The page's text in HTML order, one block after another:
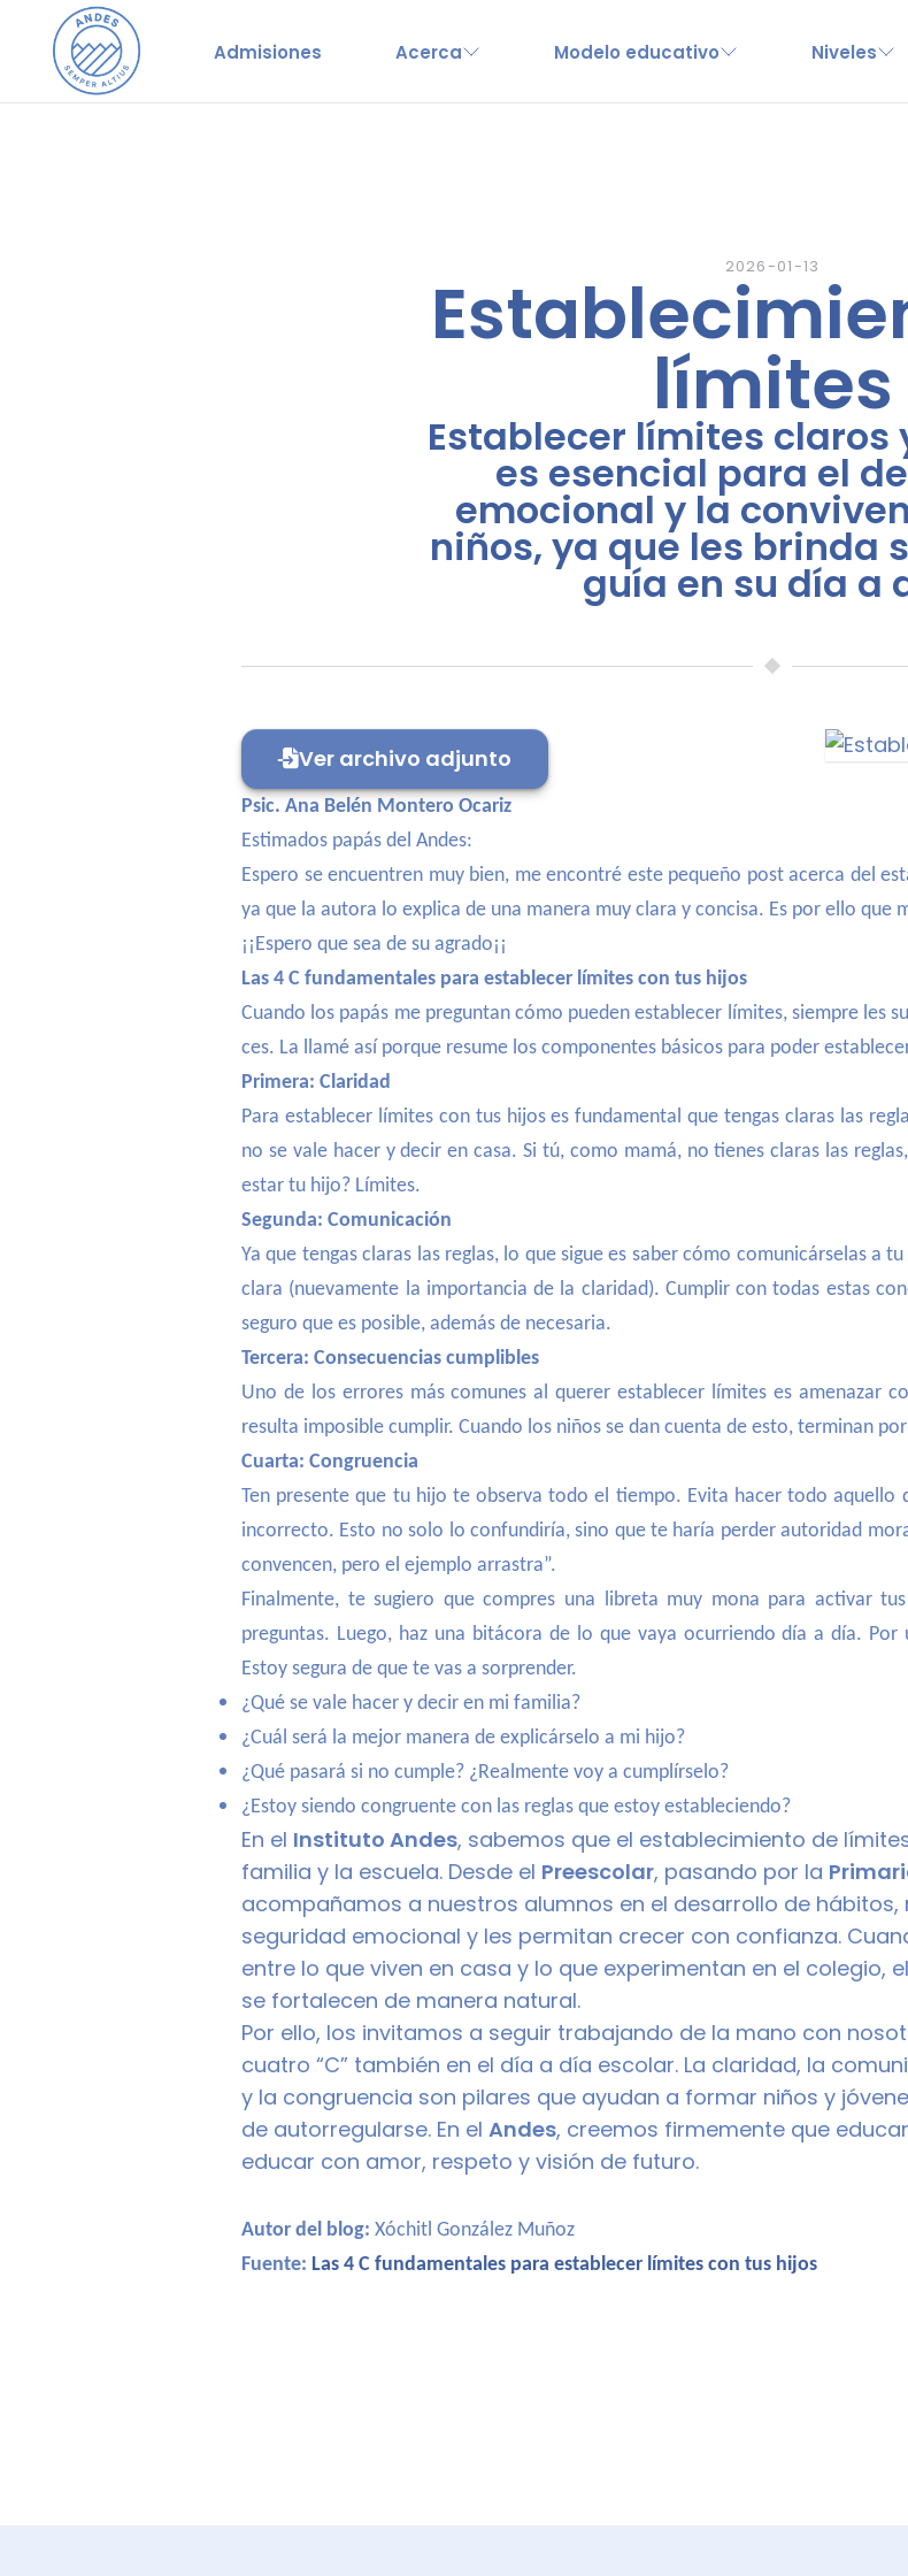
Admisiones Acerca Modelo educativo Niveles
2026-01-13
límites
Establecer límites claros
es esencial para el
emocional y la
niños, ya que les brinda
guía en su día a
Ver archivo adjunto
Psic. Ana Belén Montero Ocariz
Estimados papás del Andes:
Espero se encuentren muy bien, me encontré este pequeño post acerca del
ya que la autora lo explica de una manera muy clara y concisa. Es por ello que
¡¡Espero que sea de su agrado¡¡
Las 4 C fundamentales para establecer límites con tus hijos
Cuando los papás me preguntan cómo pueden establecer límites, siempre les
ces. La llamé así porque resume los componentes básicos para poder
Primera: Claridad
Para establecer límites con tus hijos es fundamental que tengas claras las
no se vale hacer y decir en casa. Si tú, como mamá, no tienes claras las
estar tu hijo? Límites.
Segunda: Comunicación
Ya que tengas claras las reglas, lo que sigue es saber cómo comunicárselas a
clara (nuevamente la importancia de la claridad). Cumplir con todas estas
seguro que es posible, además de necesaria.
Tercera: Consecuencias cumplibles
Uno de los errores más comunes al querer establecer límites es amenazar
resulta imposible cumplir. Cuando los niños se dan cuenta de esto, terminan
Cuarta: Congruencia
Ten presente que tu hijo te observa todo el tiempo. Evita hacer todo aquello
incorrecto. Esto no solo lo confundiría, sino que te haría perder autoridad
convencen, pero el ejemplo arrastra”.
Finalmente, te sugiero que compres una libreta muy mona para activar
preguntas. Luego, haz una bitácora de lo que vaya ocurriendo día a día.
Estoy segura de que te vas a sorprender.
¿Qué se vale hacer y decir en mi familia?
¿Cuál será la mejor manera de explicárselo a mi hijo?
¿Qué pasará si no cumple? ¿Realmente voy a cumplírselo?
¿Estoy siendo congruente con las reglas que estoy estableciendo?
En el Instituto Andes, sabemos que el establecimiento de
familia y la escuela. Desde el Preescolar, pasando por la
acompañamos a nuestros alumnos en el desarrollo de hábitos,
seguridad emocional y les permitan crecer con confianza.
entre lo que viven en casa y lo que experimentan en el colegio,
se fortalecen de manera natural.
Por ello, los invitamos a seguir trabajando de la mano con
cuatro “C” también en el día a día escolar. La claridad, la
y la congruencia son pilares que ayudan a formar niños y
de autorregularse. En el Andes, creemos firmemente que
educar con amor, respeto y visión de futuro.
Autor del blog: Xóchitl González Muñoz
Fuente: Las 4 C fundamentales para establecer límites con tus hijos